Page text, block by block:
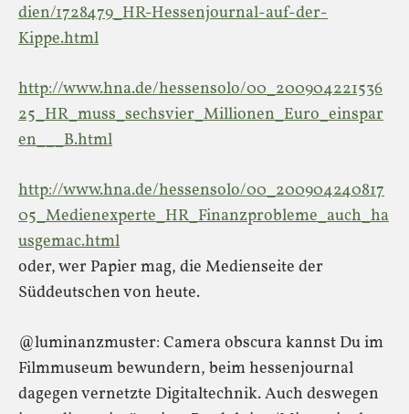
dien/1728479_HR-Hessenjournal-auf-der-
Kippe.html
http://www.hna.de/hessensolo/00_200904221536
25_HR_muss_sechsvier_Millionen_Euro_einspar
en___B.html
http://www.hna.de/hessensolo/00_200904240817
05_Medienexperte_HR_Finanzprobleme_auch_ha
usgemac.html
oder, wer Papier mag, die Medienseite der
Süddeutschen von heute.
@luminanzmuster: Camera obscura kannst Du im
Filmmuseum bewundern, beim hessenjournal
dagegen vernetzte Digitaltechnik. Auch deswegen